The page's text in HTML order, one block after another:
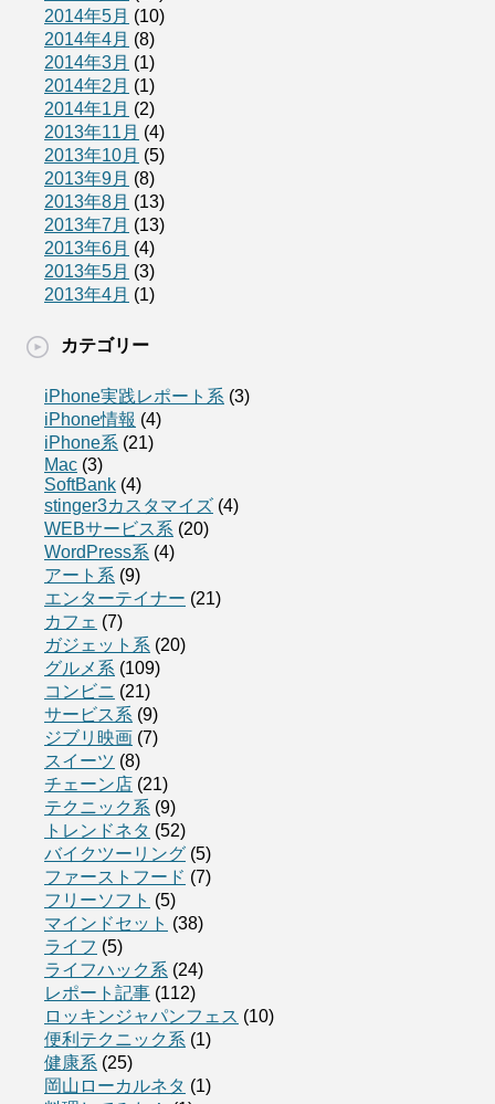
2014年5月 (10)
2014年4月 (8)
2014年3月 (1)
2014年2月 (1)
2014年1月 (2)
2013年11月 (4)
2013年10月 (5)
2013年9月 (8)
2013年8月 (13)
2013年7月 (13)
2013年6月 (4)
2013年5月 (3)
2013年4月 (1)
カテゴリー
iPhone実践レポート系 (3)
iPhone情報 (4)
iPhone系 (21)
Mac (3)
SoftBank (4)
stinger3カスタマイズ (4)
WEBサービス系 (20)
WordPress系 (4)
アート系 (9)
エンターテイナー (21)
カフェ (7)
ガジェット系 (20)
グルメ系 (109)
コンビニ (21)
サービス系 (9)
ジブリ映画 (7)
スイーツ (8)
チェーン店 (21)
テクニック系 (9)
トレンドネタ (52)
バイクツーリング (5)
ファーストフード (7)
フリーソフト (5)
マインドセット (38)
ライフ (5)
ライフハック系 (24)
レポート記事 (112)
ロッキンジャパンフェス (10)
便利テクニック系 (1)
健康系 (25)
岡山ローカルネタ (1)